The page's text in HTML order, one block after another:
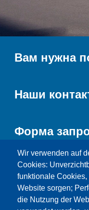
Wir verwenden auf
Cookies:
funktionale
Website sorgen;
die Nutzung der
Вам нужна
Наши
Форма